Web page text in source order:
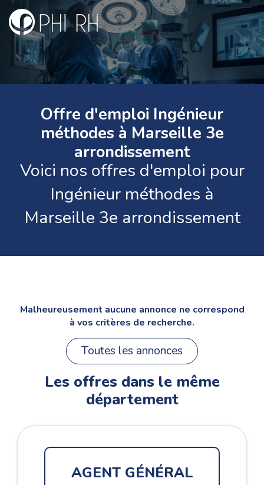
Offre d'emploi Ingénieur
méthodes à Marseille 3e
arrondissement
Voici nos offres d'emploi pour
Ingénieur méthodes à
Marseille 3e arrondissement
Malheureusement aucune annonce ne correspond
à vos critères de recherche.
Toutes les annonces
Les offres dans le même
département
AGENT GÉNÉRAL